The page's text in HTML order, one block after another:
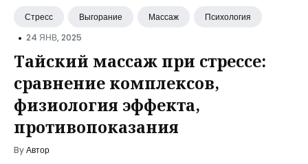
Стресс Выгорание Массаж Психология
• 24 ЯНВ, 2025
Тайский массаж при стрессе:
сравнение комплексов,
физиология эффекта,
противопоказания
ByАвтор